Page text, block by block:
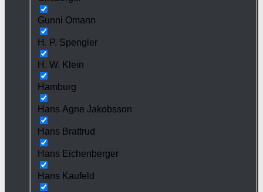
Gunni Omann
H. P. Spengler
H. W. Klein
Hamburg
Hans Agne Jakobsson
Hans Brattrud
Hans Eichenberger
Hans Kaufeld